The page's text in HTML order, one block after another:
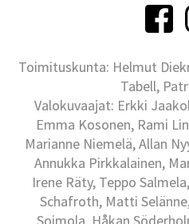
Toimituskunta: Helmut
Tabell,
Valokuvaajat: Erkki
Emma Kosonen, Rami
Marianne Niemelä, Allan
Annukka Pirkkalainen,
Irene Räty, Teppo
Schafroth, Matti